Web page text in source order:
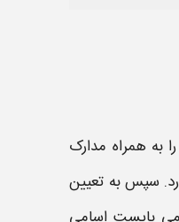
به همراه مدارک
سپس به تعیین